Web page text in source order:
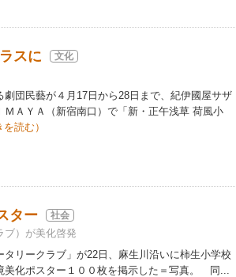
スに 文化
団民藝が４月17日から28日まで、紀伊國屋サザ
ＭＡＹＡ（新宿南口）で「新・正午浅草 荷風小
を読む）
ター 社会
ブ）が美化啓発
リークラブ」が22日、麻生川沿いに柿生小学校
美化ポスター１００枚を掲示した＝写真。 同...